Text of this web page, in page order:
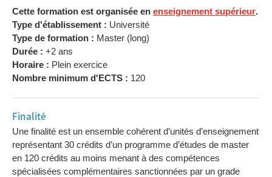
Cette formation est organisée en enseignement supérieur.
Type d'établissement : Université
Type de formation : Master (long)
Durée : +2 ans
Horaire : Plein exercice
Nombre minimum d'ECTS : 120
Finalité
Une finalité est un ensemble cohérent d’unités d’enseignement
représentant 30 crédits d’un programme d’études de master
en 120 crédits au moins menant à des compétences
spécialisées complémentaires sanctionnées par un grade